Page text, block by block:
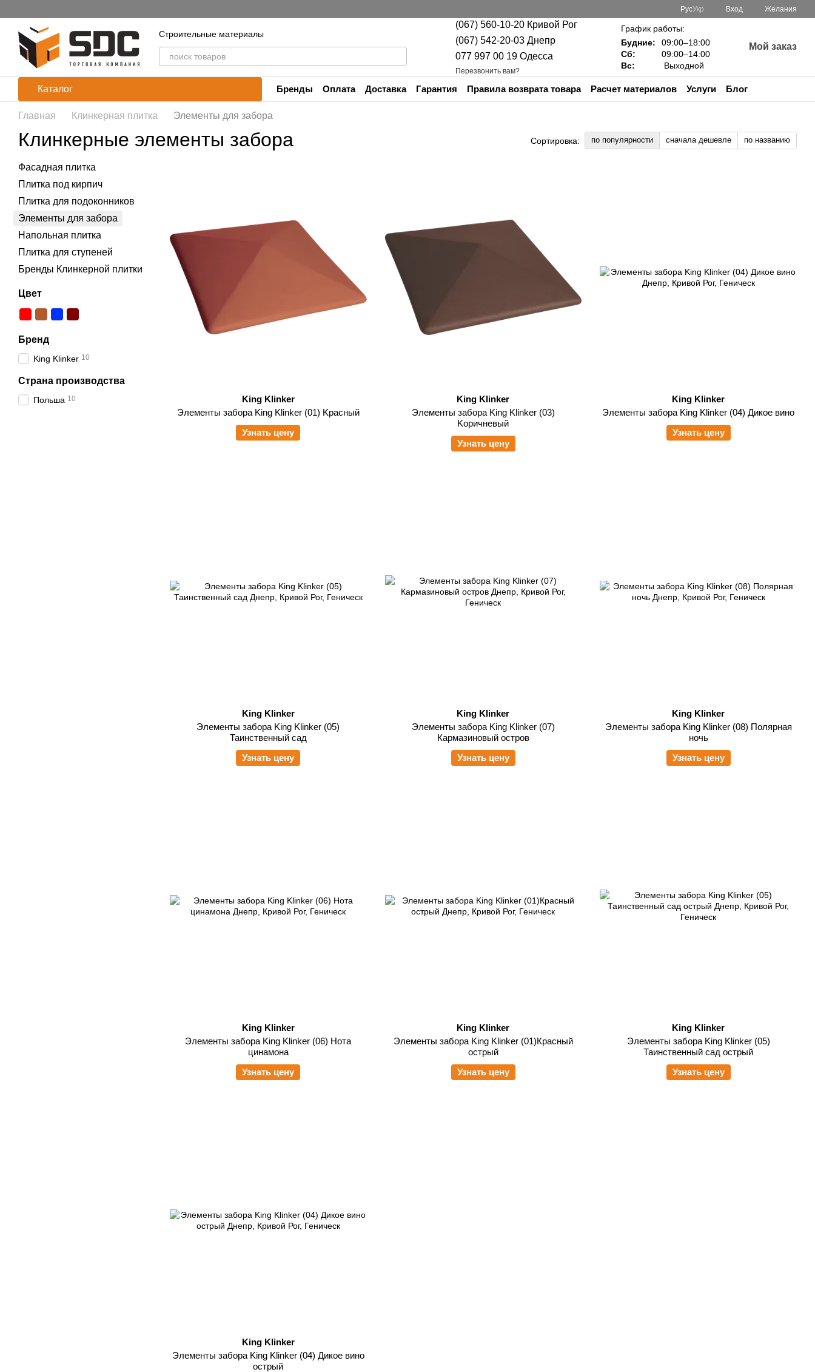
РусУкр Вход Желания
Строительные материалы
(067) 560-10-20 Кривой Рог
(067) 542-20-03 Днепр
077 997 00 19 Одесса
Перезвонить вам?
График работы:
Будние:
09:00–18:00
Сб:
09:00–14:00
Вс:
Выходной
Мой заказ
Каталог Бренды Оплата Доставка Гарантия Правила возврата товара Расчет материалов Услуги
Блог
Контакты
Главная
Клинкерная плитка Элементы для забора
Клинкерные элементы забора Сортировка: по популярности сначала дешевле по названию
King Klinker
Элементы забора King Klinker (01) Kрасный
Узнать цену
King Klinker
Элементы забора King Klinker (03)
Kоричневый
Узнать цену
King Klinker
Элементы забора King Klinker (04) Дикое вино
Узнать цену
King Klinker
Элементы забора King Klinker (05)
Таинственный сад
Узнать цену
King Klinker
Элементы забора King Klinker (07)
Кармазиновый остров
Узнать цену
King Klinker
Элементы забора King Klinker (08) Полярная
ночь
Узнать цену
King Klinker
Элементы забора King Klinker (06) Нота
цинамона
Узнать цену
King Klinker
Элементы забора King Klinker (01)Красный
острый
Узнать цену
King Klinker
Элементы забора King Klinker (05)
Таинственный сад острый
Узнать цену
King Klinker
Элементы забора King Klinker (04) Дикое вино
острый
Фасадная плитка
Плитка под кирпич
Плитка для подоконников
Элементы для забора
Напольная плитка
Плитка для ступеней
Бренды Клинкерной плитки
Цвет
Бренд
King Klinker 10
Страна производства
Польша 10